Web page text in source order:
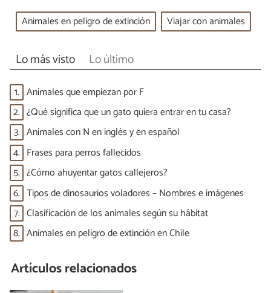
Animales en peligro de extinción Viajar con animales
Lo más visto Lo último
1. Animales que empiezan por F
2. ¿Qué significa que un gato quiera entrar en tu casa?
3. Animales con N en inglés y en español
4. Frases para perros fallecidos
5. ¿Cómo ahuyentar gatos callejeros?
6. Tipos de dinosaurios voladores – Nombres e imágenes
7. Clasificación de los animales según su hábitat
8. Animales en peligro de extinción en Chile
Artículos relacionados